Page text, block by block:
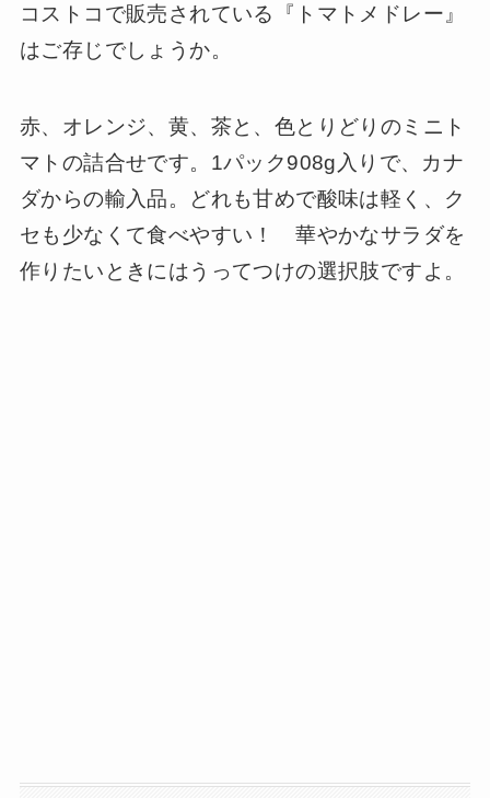
コストコで販売されている『トマトメドレー』
はご存じでしょうか。
赤、オレンジ、黄、茶と、色とりどりのミニト
マトの詰合せです。1パック908g入りで、カナ
ダからの輸入品。どれも甘めで酸味は軽く、ク
セも少なくて食べやすい！ 華やかなサラダを
作りたいときにはうってつけの選択肢ですよ。